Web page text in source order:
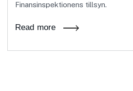
Finansinspektionens tillsyn.
Read more